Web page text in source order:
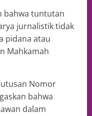
bahwa tuntutan
jurnalistik tidak
pidana atau
Mahkamah
Nomor
bahwa
dalam